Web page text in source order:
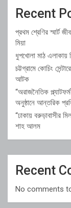
Recent
প্রথম শ্রেণির স্মার্ট
মিয়া
ধুপখোলা মাঠ এলাকায়
চট্টগ্রামে কোচিং
আটক
“অরাজনৈতিক
অনুষ্ঠানে আন্তরিক
“ঢাকায় বরুড়াবাসীর
শাহ আলম
Recent
No comments